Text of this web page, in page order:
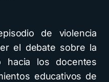
de violencia
el debate sobre la
hacia los docentes
educativos de